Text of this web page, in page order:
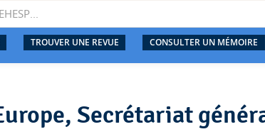
TROUVER UNE REVUE CONSULTER UN MÉMOIRE